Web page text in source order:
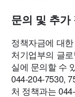
문의 및 추가
정책자금에 대
처기업부의 글
실에 문의할 수
044-204-7530,
처 정책과는